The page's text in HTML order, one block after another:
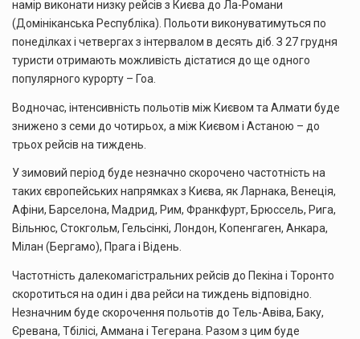
намір виконати низку рейсів з Києва до Ла-Романи
(Домініканська Республіка). Польоти виконуватимуться по
понеділках і четвергах з інтервалом в десять діб. З 27 грудня
туристи отримають можливість дістатися до ще одного
популярного курорту – Гоа.
Водночас, інтенсивність польотів між Києвом та Алмати буде
знижено з семи до чотирьох, а між Києвом і Астаною – до
трьох рейсів на тиждень.
У зимовий період буде незначно скорочено частотність на
таких європейських напрямках з Києва, як Ларнака, Венеція,
Афіни, Барселона, Мадрид, Рим, Франкфурт, Брюссель, Рига,
Вільнюс, Стокгольм, Гельсінкі, Лондон, Копенгаген, Анкара,
Мілан (Бергамо), Прага і Відень.
Частотність далекомагістральних рейсів до Пекіна і Торонто
скоротиться на один і два рейси на тиждень відповідно.
Незначним буде скорочення польотів до Тель-Авіва, Баку,
Єревана, Тбілісі, Аммана і Тегерана. Разом з цим буде